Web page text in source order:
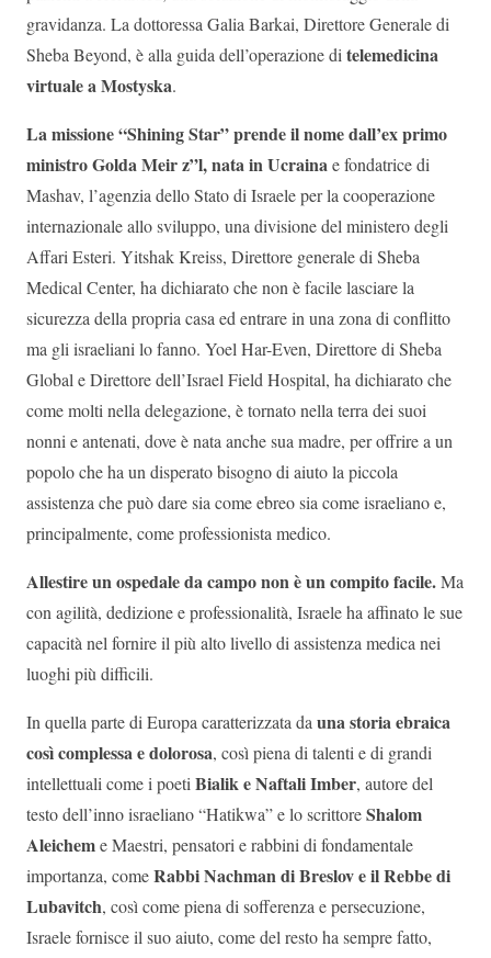
gravidanza. La dottoressa Galia Barkai, Direttore Generale di
Sheba Beyond, è alla guida dell’operazione ditelemedicina
virtuale a Mostyska.
La missione “Shining Star” prende il nome dall’ex primo
ministro Golda Meir z”l, nata in Ucrainae fondatrice di
Mashav, l’agenzia dello Stato di Israele per la cooperazione
internazionale allo sviluppo, una divisione del ministero degli
Affari Esteri. Yitshak Kreiss, Direttore generale di Sheba
Medical Center, ha dichiarato che non è facile lasciare la
sicurezza della propria casa ed entrare in una zona di conflitto
ma gli israeliani lo fanno. Yoel Har-Even, Direttore di Sheba
Global e Direttore dell’Israel Field Hospital, ha dichiarato che
come molti nella delegazione, è tornato nella terra dei suoi
nonni e antenati, dove è nata anche sua madre, per offrire a un
popolo che ha un disperato bisogno di aiuto la piccola
assistenza che può dare sia come ebreo sia come israeliano e,
principalmente, come professionista medico.
Allestire un ospedale da campo non è un compito facile.Ma
con agilità, dedizione e professionalità, Israele ha affinato le sue
capacità nel fornire il più alto livello di assistenza medica nei
luoghi più difficili.
In quella parte di Europa caratterizzata dauna storia ebraica
così complessa e dolorosa, così piena di talenti e di grandi
intellettuali come i poetiBialik e Naftali Imber, autore del
testo dell’inno israeliano “Hatikwa” e lo scrittoreShalom
Aleicheme Maestri, pensatori e rabbini di fondamentale
importanza, comeRabbi Nachman di Breslov e il Rebbe di
Lubavitch, così come piena di sofferenza e persecuzione,
Israele fornisce il suo aiuto, come del resto ha sempre fatto,